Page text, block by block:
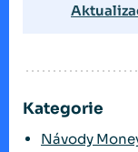
Kategorie
Návody